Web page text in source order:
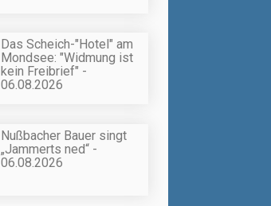
Das Scheich-"Hotel" am
Mondsee: "Widmung ist
kein Freibrief" -
06.08.2026
Nußbacher Bauer singt
„Jammerts ned“ -
06.08.2026